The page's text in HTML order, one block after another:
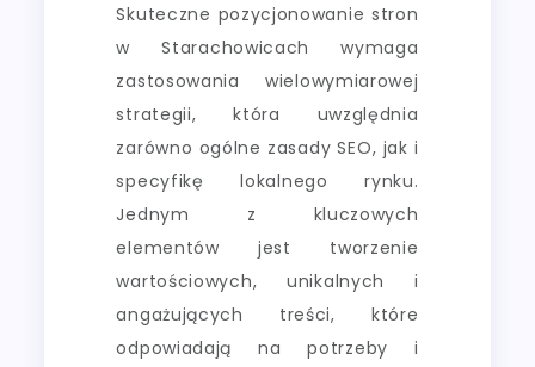
Skuteczne pozycjonowanie stron
w Starachowicach wymaga
zastosowania wielowymiarowej
strategii, która uwzględnia
zarówno ogólne zasady SEO, jak i
specyfikę lokalnego rynku.
Jednym z kluczowych
elementów jest tworzenie
wartościowych, unikalnych i
angażujących treści, które
odpowiadają na potrzeby i